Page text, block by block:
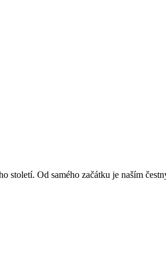
století. Od samého začátku je naším